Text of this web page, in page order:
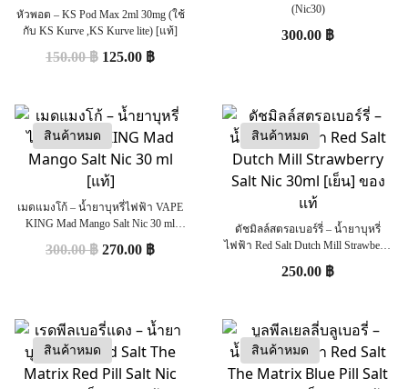
หัวพอต – KS Pod Max 2ml 30mg (ใช้
กับ KS Kurve ,KS Kurve lite) [แท้]
150.00฿ 125.00 ฿
(Nic30)
300.00 ฿
สินค้าหมด
เมดแมงโก้ – น้ำยาบุหรี่ไฟฟ้า VAPE
KING Mad Mango Salt Nic 30 ml
300.00฿ 270.00 ฿
สินค้าหมด
ดัชมิลล์สตรอเบอร์รี่ – น้ำยาบุหรี่
ไฟฟ้า Red Salt Dutch Mill Strawberry
250.00 ฿
สินค้าหมด สินค้าหมด